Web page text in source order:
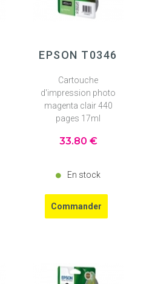
EPSON T0346
Cartouche
d'impression photo
magenta clair 440
pages 17ml
33.80 €
En stock